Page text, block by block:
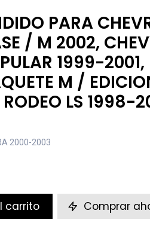
PARA
/ M 2002,
1999-2001,
M /
LS 1998-
2000-2003
carrito Comprar